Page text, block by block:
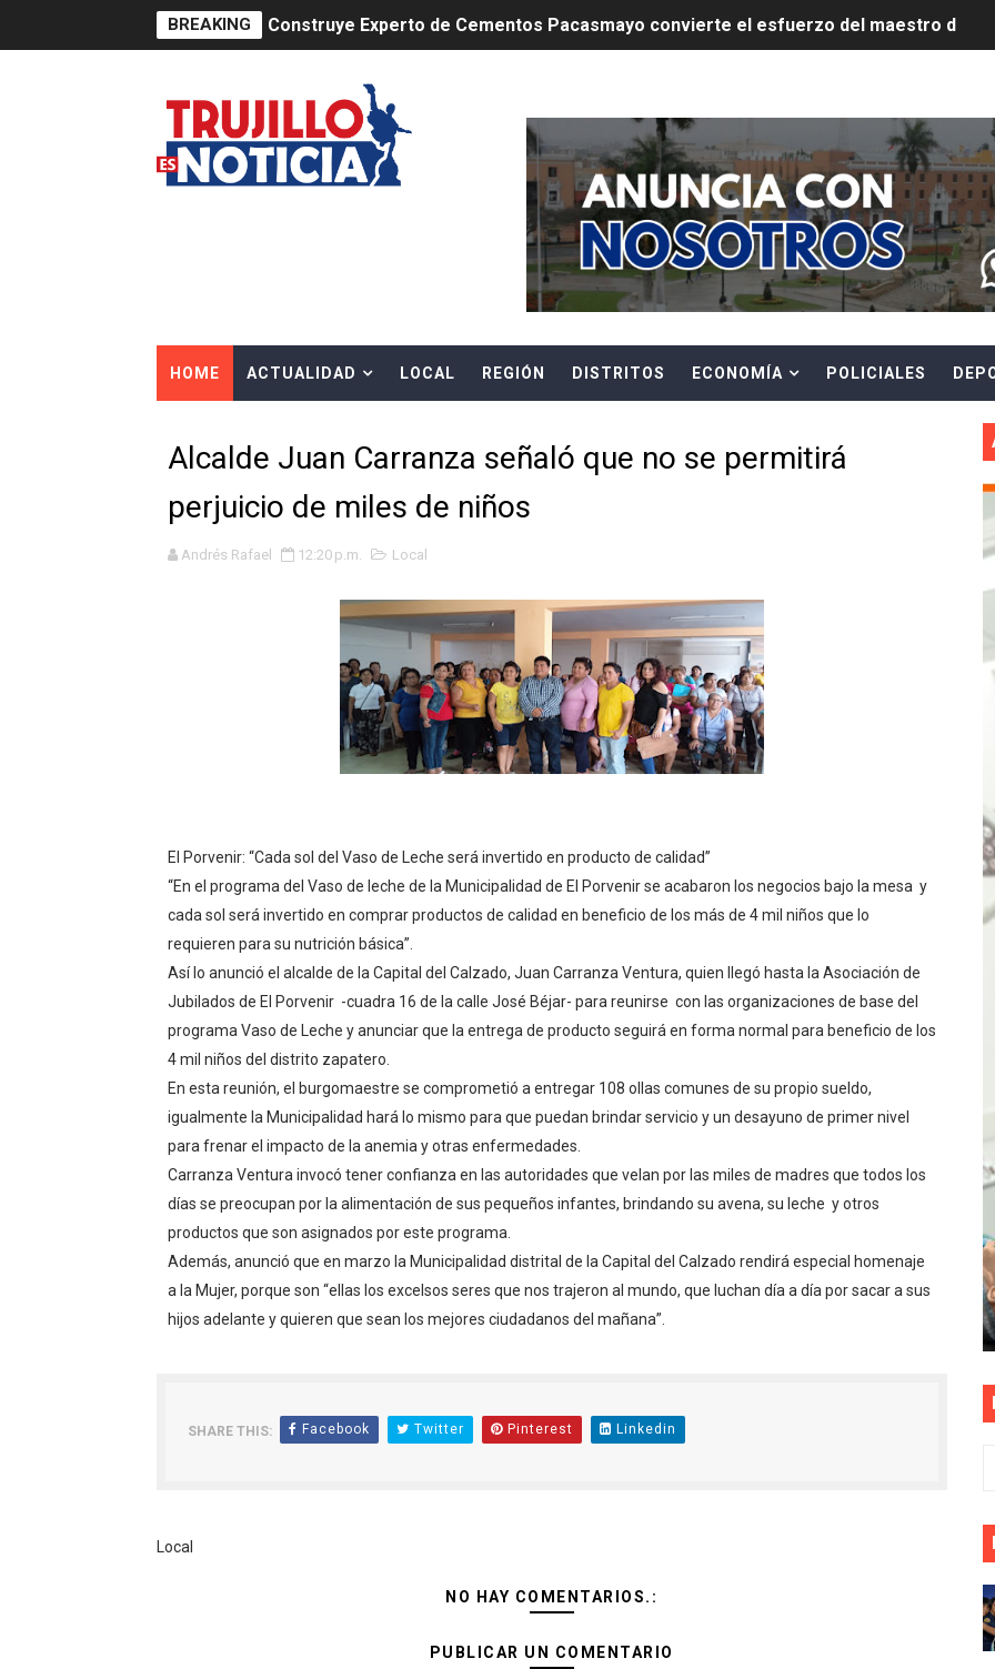
BREAKING Construye Experto de Cementos Pacasmayo convierte el esfuerzo del maestro de
IPE: Nuevo gobierno debe priorizar el impulso a la inversión privada y medidas contra
HIDRANDINA ALERTA SOBRE FALSOS TRABAJADORES Y BRINDA RECOMENDACIONES
HIDRANDINA ADVIERTE SOBRE EL PELIGRO DE LOS CABLES EN DESUSO Y EXHORTA
HASTA EL 2 DE AGOSTO TIENEN PLAZO PARA PONERSE AL DÍA EN SU RECIBO Y
Caja Arequipa lanza tercera edición del concurso nacional Orgullo Emprendedor con
Tres de cada cuatro atenciones del OSIPTEL estuvieron relacionadas con el servicio
OSIPTEL: nueve de cada 10 atenciones a usuarios de La Libertad fueron sobre el
GEANMARCO QUEZADA PRESTÓ JURAMENTO COMO DIPUTADO "POR LA
14 COLEGIOS DE TRUJILLO Y VIRÚ BUSCAN LA ACREDITACIÓN DEL PROGRAMA
¿Viajas por Fiestas Patrias? Así puedes evitar pagar por telefonía, internet o
JAMES PÉREZ ASEGURA QUE EN SUS PRIMEROS MESES DE GESTIÓN RECUPERARÁ
MÁS DE 12 MIL USUARIOS QUEDARON SIN ENERGÍA POR NO RESPETARSE LAS
OSIPTEL: Ahora dar de baja tu servicio de internet o telefonía solo toma un día hábil
¿Viajas por fiestas patrias? OSIPTEL recomienda verificar la cobertura móvil de tu
REGULARIZA TUS DEUDAS POR VIDEO GESTIÓN, ACCEDE A FACILIDADES DE PAGO Y
HIDRANDINA: POR FIESTAS PATRIAS APROVECHA LAS FACILIDADES DE PAGO PARA
La Universidad de Piura comparte su propuesta académica con escolares y padres
OSIPTEL: empresas operadoras están obligadas a verificar tope de 7 líneas móviles
Yape habilita envío de remesas a Venezuela sin comisión tras emergencia por
Decano de Economistas: nuevo gobierno debe priorizar seguridad y facilitar proyecto
Concrevía impulsa la construcción de vías más duraderas en el Perú
ADAS: QUEDAN MENOS DE 90 DÍAS PARA PROTEGER A TRUJILLO Y VIRÚ DE "EL NIÑO"
HOME ACTUALIDAD LOCAL REGIÓN DISTRITOS ECONOMÍA POLICIALES
Alcalde Juan Carranza señaló que no se permitirá
perjuicio de miles de niños
Andrés Rafael 12:20 p.m. Local
El Porvenir: “Cada sol del Vaso de Leche será invertido en producto de calidad”
“En el programa del Vaso de leche de la Municipalidad de El Porvenir se acabaron los negocios bajo la mesa y
cada sol será invertido en comprar productos de calidad en beneficio de los más de 4 mil niños que lo
requieren para su nutrición básica”.
Así lo anunció el alcalde de la Capital del Calzado, Juan Carranza Ventura, quien llegó hasta la Asociación de
Jubilados de El Porvenir -cuadra 16 de la calle José Béjar- para reunirse con las organizaciones de base del
programa Vaso de Leche y anunciar que la entrega de producto seguirá en forma normal para beneficio de los
4 mil niños del distrito zapatero.
En esta reunión, el burgomaestre se comprometió a entregar 108 ollas comunes de su propio sueldo,
igualmente la Municipalidad hará lo mismo para que puedan brindar servicio y un desayuno de primer nivel
para frenar el impacto de la anemia y otras enfermedades.
Carranza Ventura invocó tener confianza en las autoridades que velan por las miles de madres que todos los
días se preocupan por la alimentación de sus pequeños infantes, brindando su avena, su leche y otros
productos que son asignados por este programa.
Además, anunció que en marzo la Municipalidad distrital de la Capital del Calzado rendirá especial homenaje
a la Mujer, porque son “ellas los excelsos seres que nos trajeron al mundo, que luchan día a día por sacar a sus
hijos adelante y quieren que sean los mejores ciudadanos del mañana”.
SHARE THIS: Facebook Twitter Pinterest Linkedin
Local
NO HAY COMENTARIOS.:
PUBLICAR UN COMENTARIO